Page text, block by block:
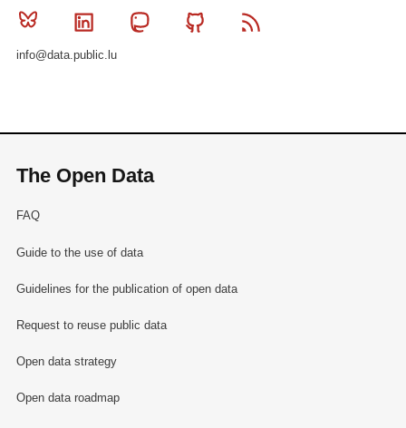
Bluesky Linkedin MastodonGithub
info@data.public.lu
The Open Data
FAQ
Guide to the use of data
Guidelines for the publication of open data
Request to reuse public data
Open data strategy
Open data roadmap